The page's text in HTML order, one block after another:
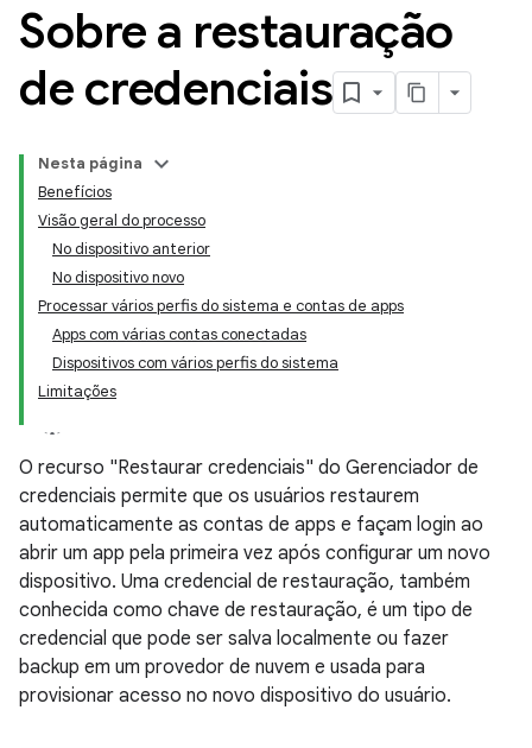
Sobre a restauração
de credenciais
Nesta página
Benefícios
Visão geral do processo
No dispositivo anterior
No dispositivo novo
Processar vários perfis do sistema e contas de apps
Apps com várias contas conectadas
Dispositivos com vários perfis do sistema
Limitações
O recurso "Restaurar credenciais" do Gerenciador de
credenciais permite que os usuários restaurem
automaticamente as contas de apps e façam login ao
abrir um app pela primeira vez após configurar um novo
dispositivo. Uma credencial de restauração, também
conhecida como chave de restauração, é um tipo de
credencial que pode ser salva localmente ou fazer
backup em um provedor de nuvem e usada para
provisionar acesso no novo dispositivo do usuário.